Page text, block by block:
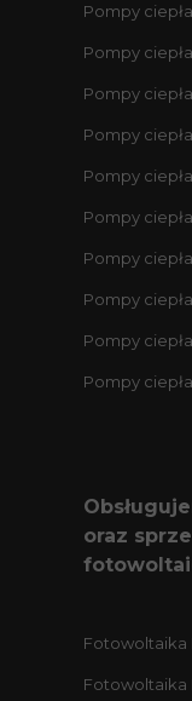
oraz
Fotowoltaika
Fotowoltaika
Pompy
Pompy
Pompy
Pompy
Pompy
Pompy
Pompy
Pompy
Pompy
Pompy